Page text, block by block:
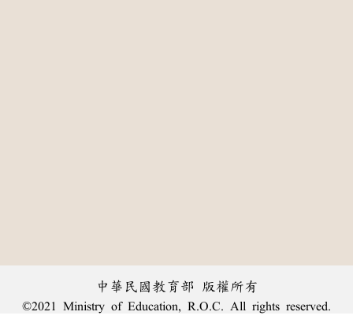
中華民國教育部 版權所有
©2021 Ministry of Education, R.O.C. All rights reserved.